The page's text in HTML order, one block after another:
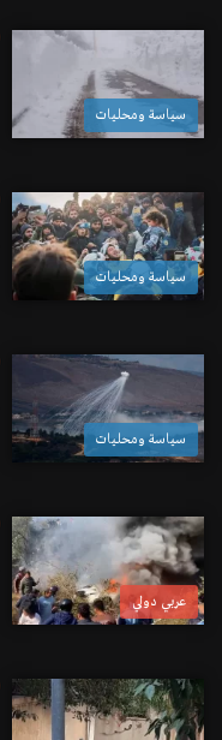
سياسة ومحليات
سياسة ومحليات
سياسة ومحليات
عربي دولي